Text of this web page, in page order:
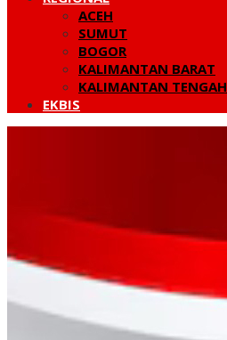
ACEH
SUMUT
BOGOR
KALIMANTAN BARAT
KALIMANTAN TENGAH
EKBIS